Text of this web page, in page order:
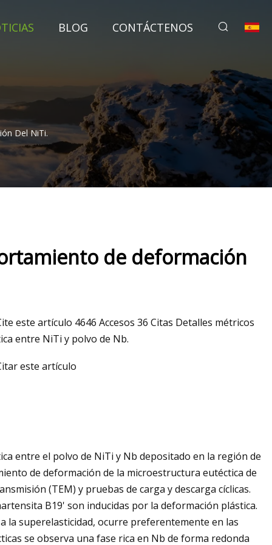
BLOG CONTÁCTENOS
Del NiTi.
de deformación
este artículo 4646 Accesos 36 Citas Detalles métricos
entre NiTi y polvo de Nb.
este artículo
entre el polvo de NiTi y Nb depositado en la región de
de deformación de la microestructura eutéctica de
(TEM) y pruebas de carga y descarga cíclicas.
B19' son inducidas por la deformación plástica.
la superelasticidad, ocurre preferentemente en las
se observa una fase rica en Nb de forma redonda